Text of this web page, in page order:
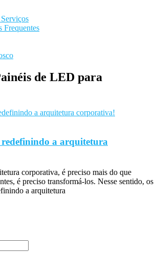
Serviços
Frequentes
de LED para
a arquitetura
corporativa, é preciso mais do que
é preciso transformá-los. Nesse sentido, os
a arquitetura